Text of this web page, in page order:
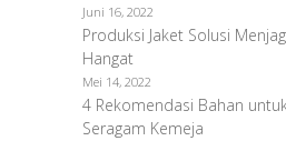
Juni 16, 2022
Produksi Jaket Solusi
Hangat
Mei 14, 2022
4 Rekomendasi Bahan
Seragam Kemeja